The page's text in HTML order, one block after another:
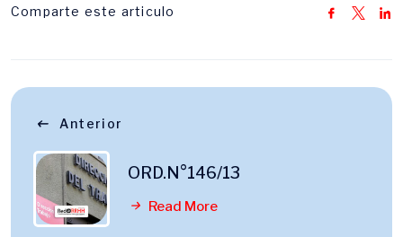
Comparte este articulo
Anterior
ORD.N°146/13
Read More